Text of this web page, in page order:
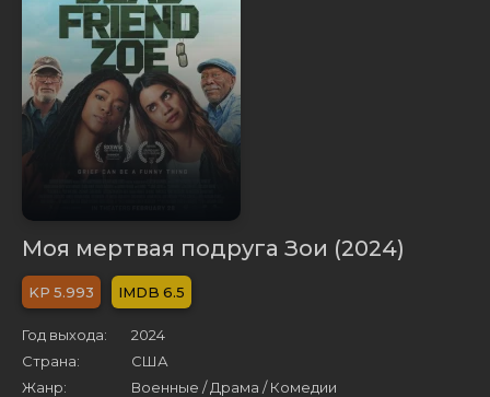
Моя мертвая подруга Зои (2024)
5.993 6.5
Год выхода:
2024
Страна:
США
Жанр:
Военные / Драма / Комедии